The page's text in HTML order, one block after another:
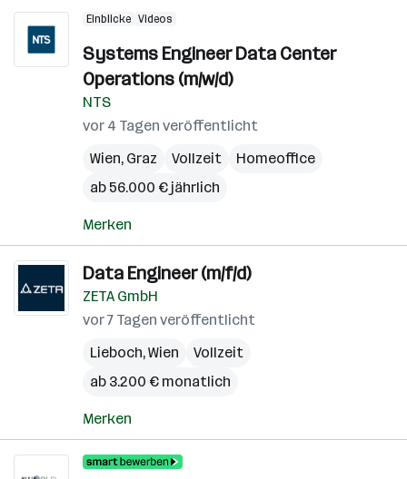
Einblicke Videos
Systems Engineer Data Center
Operations (m/w/d)
NTS
vor 4 Tagen veröffentlicht
Wien, Graz Vollzeit
Homeoffice
ab 56.000 € jährlich
Merken
Data Engineer (m/f/d)
ZETA GmbH
vor 7 Tagen veröffentlicht
Lieboch,Wien
Vollzeit
ab 3.200 € monatlich
Merken